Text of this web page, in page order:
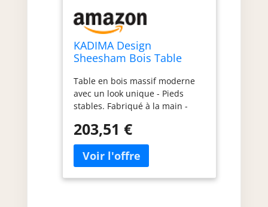
KADIMA Design
Sheesham Bois Table
en Bois Massif 110 x 60
cm
Table en bois massif moderne
avec un look unique - Pieds
stables. Fabriqué à la main -
sa propre veinure. Étant donné
qu'il s'agit d'un produit naturel,
des variations de couleurs ou
des irrégularités sont possibles.
Produit certifié FSC : fabriqué à
203,51 €